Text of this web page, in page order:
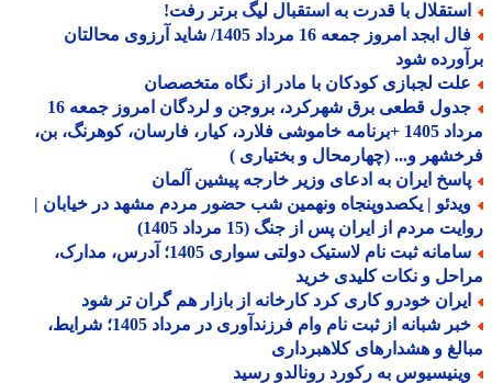
با قدرت به استقبال لیگ برتر رفت!
فال ابجد امروز جمعه 16 مرداد 1405/ شاید آرزوی محالتان
شود
لجبازی کودکان با مادر از نگاه متخصصان
جدول قطعی برق شهرکرد، بروجن و لردگان امروز جمعه 16
مرداد 1405 +برنامه خاموشی فلارد، کیار، فارسان، کوهرنگ، بن،
و... (چهارمحال و بختیاری )
ایران به ادعای وزیر خارجه پیشین آلمان
| یکصدوپنجاه ونهمین شب حضور مردم مشهد در خیابان |
مردم از ایران پس از جنگ (15 مرداد 1405)
سامانه ثبت نام لاستیک دولتی سواری 1405؛ آدرس، مدارک،
و نکات کلیدی خرید
خودرو کاری کرد کارخانه از بازار هم گران تر شود
خبر شبانه از ثبت نام وام فرزندآوری در مرداد 1405؛ شرایط،
و هشدارهای کلاهبرداری
به رکورد رونالدو رسید